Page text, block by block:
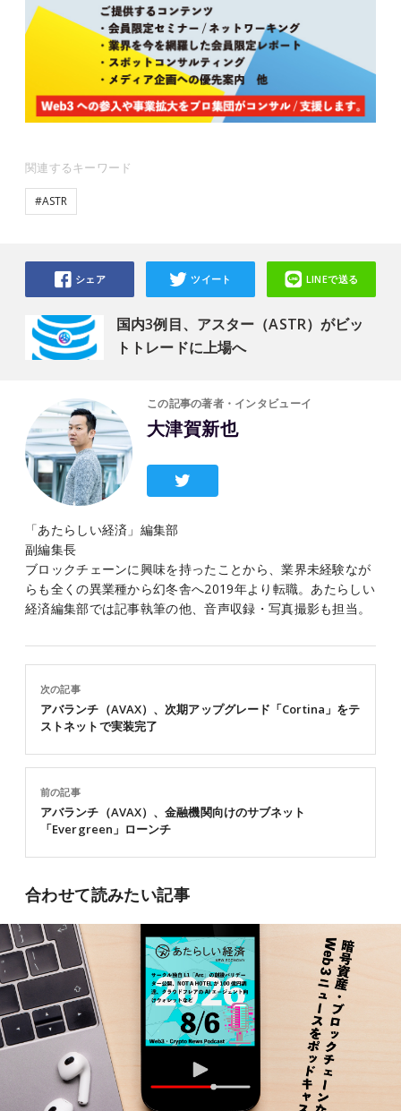
関連するキーワード
#ASTR
国内3例目、アスター（ASTR）がビッ
トトレードに上場へ
シェア ツイート LINEで送る
この記事の著者・インタビューイ
大津賀新也
「あたらしい経済」編集部
副編集長
ブロックチェーンに興味を持ったことから、業界未経験なが
らも全くの異業種から幻冬舎へ2019年より転職。あたらしい
経済編集部では記事執筆の他、音声収録・写真撮影も担当。
前の記事
アバランチ（AVAX）、金融機関向けのサブネット
「Evergreen」ローンチ
次の記事
アバランチ（AVAX）、次期アップグレード「Cortina」をテ
ストネットで実装完了
合わせて読みたい記事